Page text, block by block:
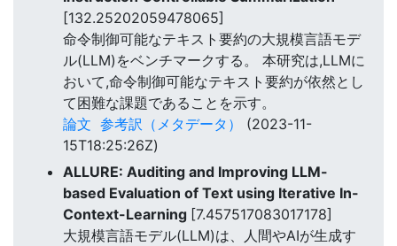
[132.25202059478065]
命令制御可能なテキスト要約の大規模言語モデ
ル(LLM)をベンチマークする。 本研究は,LLMに
おいて,命令制御可能なテキスト要約が依然とし
て困難な課題であることを示す。
論文 参考訳（メタデータ）
(2023-11-
15T18:25:26Z)
ALLURE: Auditing and Improving LLM-
based Evaluation of Text using Iterative In-
Context-Learning [7.457517083017178]
大規模言語モデル(LLM)は、人間やAIが生成す